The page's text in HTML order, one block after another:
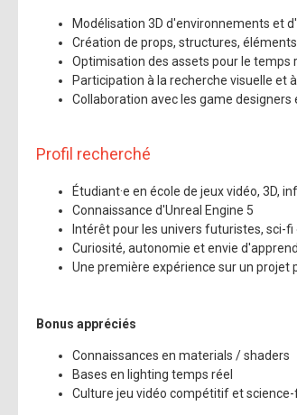
Modélisation 3D d'environnements et
Création de props, structures,
Optimisation des assets pour le temps
Participation à la recherche visuelle et
Collaboration avec les game
Profil recherché
Étudiant·e en école de jeux vidéo, 3D,
Connaissance d'Unreal Engine 5
Intérêt pour les univers futuristes, sci-
Curiosité, autonomie et envie
Une première expérience sur un projet
Bonus appréciés
Connaissances en materials / shaders
Bases en lighting temps réel
Culture jeu vidéo compétitif et